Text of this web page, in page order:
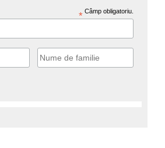
* Câmp obligatoriu.